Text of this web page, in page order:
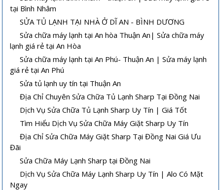
tại Bình Nhâm
SỬA TỦ LẠNH TẠI NHÀ Ở DĨ AN - BÌNH DƯƠNG
Sửa chữa máy lạnh tại An hòa Thuận An| Sửa chữa máy
lạnh giá rẻ tại An Hòa
Sửa chữa máy lạnh tại An Phú- Thuận An | Sửa máy lạnh
giá rẻ tại An Phú
Sửa tủ lạnh uy tín tại Thuận An
Địa Chỉ Chuyên Sửa Chữa Tủ Lạnh Sharp Tại Đồng Nai
Dịch Vụ Sửa Chữa Tủ Lạnh Sharp Uy Tín | Giá Tốt
Tìm Hiểu Dịch Vụ Sửa Chữa Máy Giặt Sharp Uy Tín
Địa Chỉ Sửa Chữa Máy Giặt Sharp Tại Đồng Nai Giá Ưu
Đãi
Sửa Chữa Máy Lạnh Sharp tại Đồng Nai
Dịch Vụ Sửa Chữa Máy Lạnh Sharp Uy Tín | Alo Có Mặt
Ngay